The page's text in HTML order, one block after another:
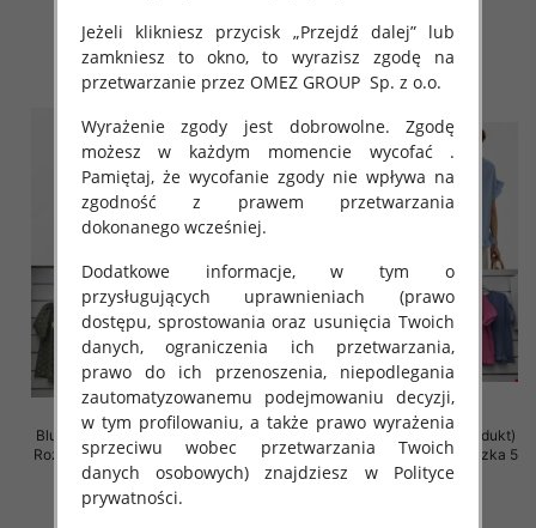
41.00 zł
szczegóły
39.00 zł
szczegóły
Bluzki damskie (Włoskie produkt)
Roz Standard, Mix Kolor Paczka 5
szt
34.00 zł
Bluzki damskie (Włoskie produkt)
Roz Standard, Mix Kolor Paczka 5
szt
Jeżeli klikniesz przycisk „Przejdź dalej” lub
zamkniesz to okno, to wyrazisz zgodę na
przetwarzanie przez OMEZ GROUP Sp. z o.o.
Wyrażenie zgody jest dobrowolne. Zgodę
możesz w każdym momencie wycofać .
Pamiętaj, że wycofanie zgody nie wpływa na
zgodność z prawem przetwarzania
dokonanego wcześniej.
Dodatkowe informacje, w tym o
przysługujących uprawnieniach (prawo
dostępu, sprostowania oraz usunięcia Twoich
danych, ograniczenia ich przetwarzania,
prawo do ich przenoszenia, niepodlegania
zautomatyzowanemu podejmowaniu decyzji,
w tym profilowaniu, a także prawo wyrażenia
sprzeciwu wobec przetwarzania Twoich
danych osobowych) znajdziesz w Polityce
prywatności.